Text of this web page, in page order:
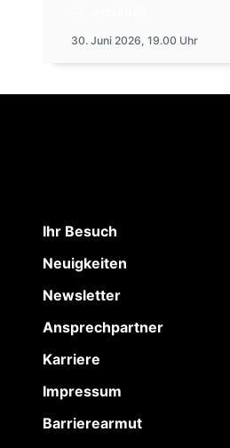
30. Juni 2026, 19.00 Uhr
Ihr Besuch
Neuigkeiten
Newsletter
Ansprechpartner
Karriere
Impressum
Barrierearmut